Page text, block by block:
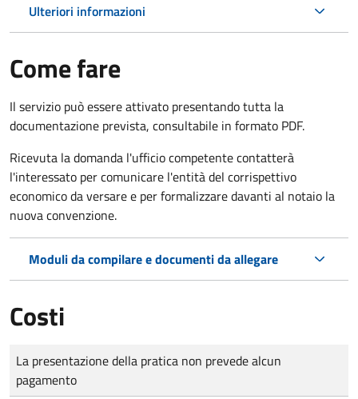
Ulteriori informazioni
Come fare
Il servizio può essere attivato presentando tutta la
documentazione prevista, consultabile in formato PDF.
Ricevuta la domanda l'ufficio competente contatterà
l'interessato per comunicare l'entità del corrispettivo
economico da versare e per formalizzare davanti al notaio la
nuova convenzione.
Moduli da compilare e documenti da allegare
Costi
Tipo di pagamento
Importo
La presentazione della pratica non prevede alcun
pagamento